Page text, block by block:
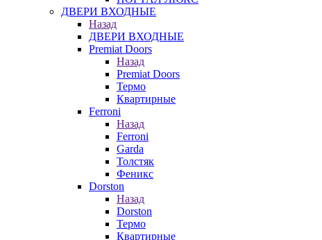
ДВЕРИ ВХОДНЫЕ
Назад
ДВЕРИ ВХОДНЫЕ
Premiat Doors
Назад
Premiat Doors
Термо
Квартирные
Ferroni
Назад
Ferroni
Garda
Толстяк
Феникс
Dorston
Назад
Dorston
Термо
Квартирные